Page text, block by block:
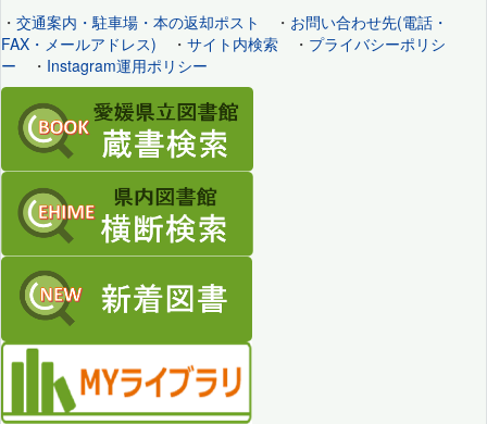
・ 交通案内・駐車場・本の返却ポスト ・ お問い合わせ先(電話・
FAX・メールアドレス) ・ サイト内検索 ・ プライバシーポリシ
ー ・ Instagram運用ポリシー